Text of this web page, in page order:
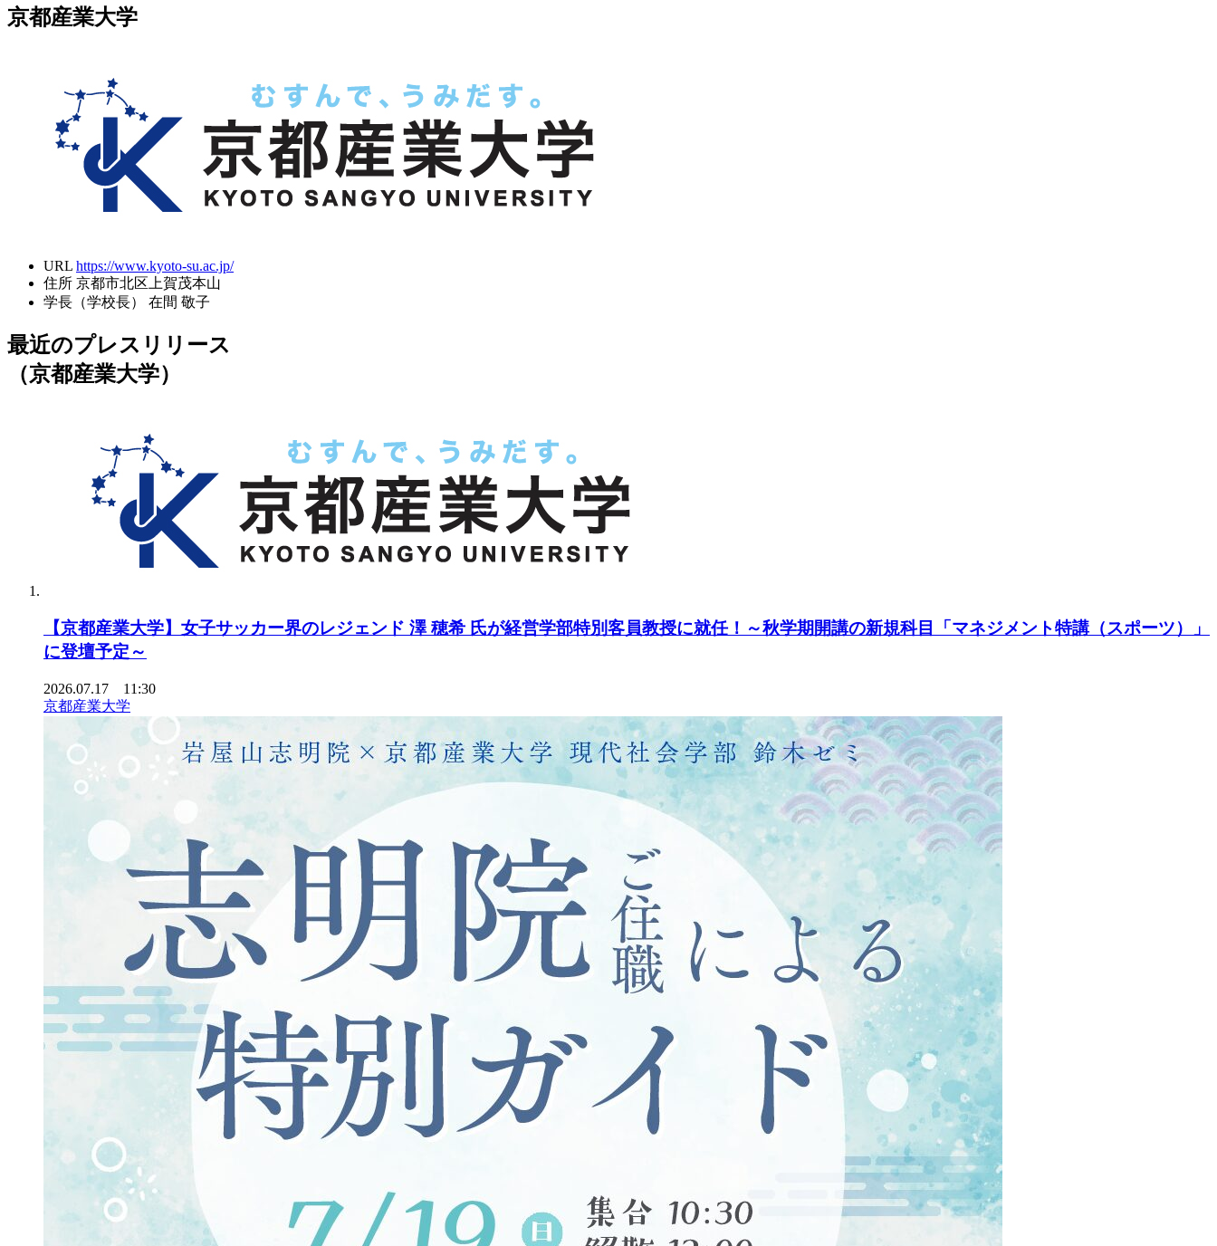
京都産業大学
URL https://www.kyoto-su.ac.jp/
住所 京都市北区上賀茂本山
学長（学校長）
在間 敬子
最近のプレスリリース
（京都産業大学）
【京都産業大学】女子サッカー界のレジェンド 澤 穂希 氏が経営学部特別客員教授に就任！～秋学期開講の新規科目「マネジメント特講（スポーツ）」
に登壇予定～
2026.07.17 11:30
京都産業大学